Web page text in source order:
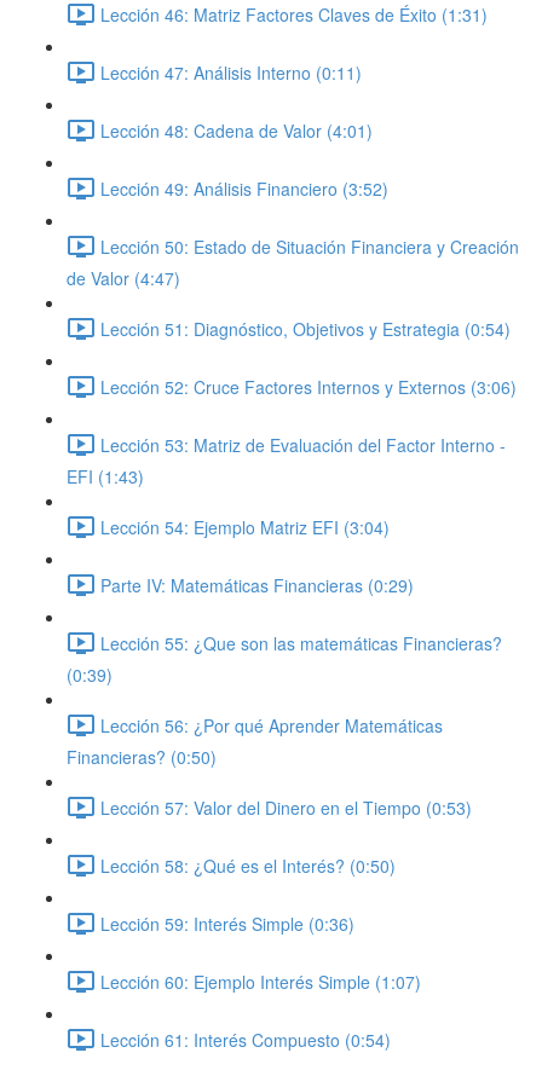
Lección 46: Matriz Factores Claves de Éxito (1:31)
Lección 47: Análisis Interno (0:11)
Lección 48: Cadena de Valor (4:01)
Lección 49: Análisis Financiero (3:52)
Lección 50: Estado de Situación Financiera y Creación
de Valor (4:47)
Lección 51: Diagnóstico, Objetivos y Estrategia (0:54)
Lección 52: Cruce Factores Internos y Externos (3:06)
Lección 53: Matriz de Evaluación del Factor Interno -
EFI (1:43)
Lección 54: Ejemplo Matriz EFI (3:04)
Parte IV: Matemáticas Financieras (0:29)
Lección 55: ¿Que son las matemáticas Financieras?
(0:39)
Lección 56: ¿Por qué Aprender Matemáticas
Financieras? (0:50)
Lección 57: Valor del Dinero en el Tiempo (0:53)
Lección 58: ¿Qué es el Interés? (0:50)
Lección 59: Interés Simple (0:36)
Lección 60: Ejemplo Interés Simple (1:07)
Lección 61: Interés Compuesto (0:54)